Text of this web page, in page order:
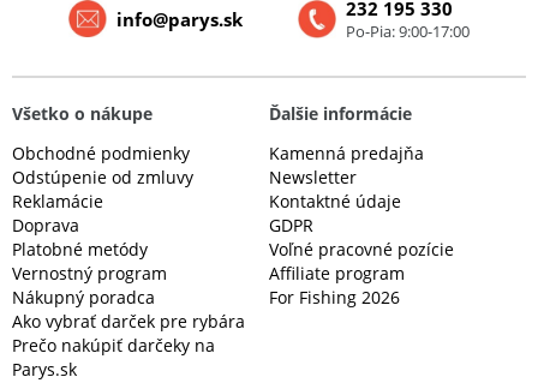
232 195 330
Po-Pia: 9:00-17:00
info@parys.sk
Všetko o nákupe
Obchodné podmienky
Odstúpenie od zmluvy
Reklamácie
Doprava
Platobné metódy
Vernostný program
Nákupný poradca
Ako vybrať darček pre rybára
Prečo nakúpiť darčeky na
Parys.sk
Ďalšie informácie
Kamenná predajňa
Newsletter
Kontaktné údaje
GDPR
Voľné pracovné pozície
Affiliate program
For Fishing 2026